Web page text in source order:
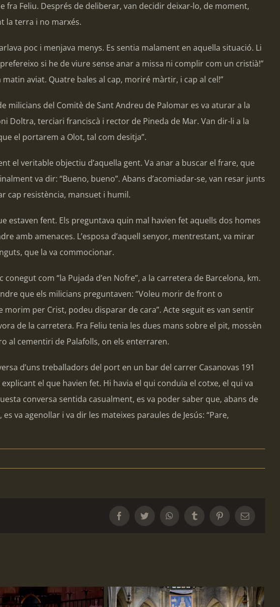
fra Feliu. Després de deliberar, van decidir deixar-lo, de moment,
la terra i no marxés.
poc i menjava menys. Es sentia malament en aquella situació. Li
si he de viure sense anar a missa ni complir com un cristià!”
aviat. Quatre bales al cap, moriré màrtir, i cap al cel!”
milicians del Comitè de Sant Andreu de Palomar es va aturar a la
Doltra, terciari franciscà i rector de Pineda de Mar. Van dir-li a la
el portarem a Olot, tal com desitja”.
el veritable objectiu d’aquella gent. Va anar a buscar el frare, que
va dir: “Bueno, bueno”. Abans d’acomiadar-se, van resar junts
cap resistència, mansuet i humil.
estaven fent. Els preguntava quin mal havien fet aquells dos homes
amb amenaces. L’esposa d’aquell senyor, mentrestant, va mirar
que la va commocionar.
com “la Pujada d’en Nofre”, a la carretera de Barcelona, km.
que els milicians preguntaven: “Voleu morir de front o
morim per Crist, podeu disparar de cara”. Acte seguit es van sentir
de la carretera. Fra Feliu tenia les dues mans sobre el pit, mossèn
al cementiri de Palafolls, on els enterraren.
d’uns treballadors del port en un bar del carrer Casanovas 191
el que havien fet. Hi havia el qui conduïa el cotxe, el qui va
conversa sentida casualment, es va poder saber que, abans de
va agenollar i va dir les mateixes paraules de Jesús: “Pare,
FacebookTwitterWhatsAppTumblrPinterestEmail: